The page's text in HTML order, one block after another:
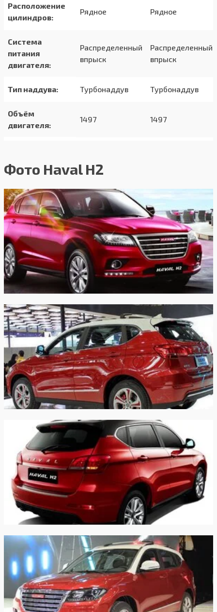
Расположение
цилиндров:
Рядное Рядное
Система
питания
двигателя:
Распределенный
впрыск
Распределенный
впрыск
Тип наддува: Турбонаддув Турбонаддув
Объём
двигателя:
1497 1497
Разгон до
Максимальная
скорость:
190 км/ч 190 км/ч
Расход в
городском
цикле:
8.0/100км 8.0/100км
Расход в
загородном
цикле:
7.0/100км 7.0/100км
Расход в
смешанном
цикле:
8.0/100км 8.0/100км
Объем
топливного
бака:
70 л 70 л
Длина: 4335 мм 4335 мм
Ширина: 1814 мм 1814 мм
Высота: 1695 мм 1695 мм
Колёсная база: 2560 мм 2560 мм
Масса: 1985 кг 1985 кг
Объём
багажника:
300 л
Фото Haval H2